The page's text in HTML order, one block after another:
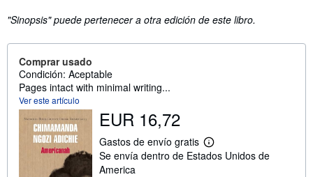
"Sinopsis" puede pertenecer a otra edición de este libro.
Comprar usado
Condición: Aceptable
Pages intact with minimal writing...
Ver este artículo
EUR 16,72
Gastos de envío gratis
M
á
Se envía dentro de Estados Unidos de
America